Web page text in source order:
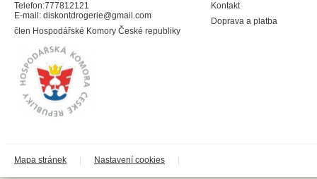
Certex
Chante Clair
Chopa
ChupaChups
Claro
Cleanzy s.r.o.
Cleary Group Italy
Clovin Germany
Codaa
Colgate - Palmolive
Coty
Coyote
Dalli
Dalli - Werkge Germany
Telefon:777812121
E-mail: diskontdrogerie@gmail.com
člen Hospodářské Komory České republiky
Kontakt
Doprava a platba
Mapa stránek Nastavení cookies